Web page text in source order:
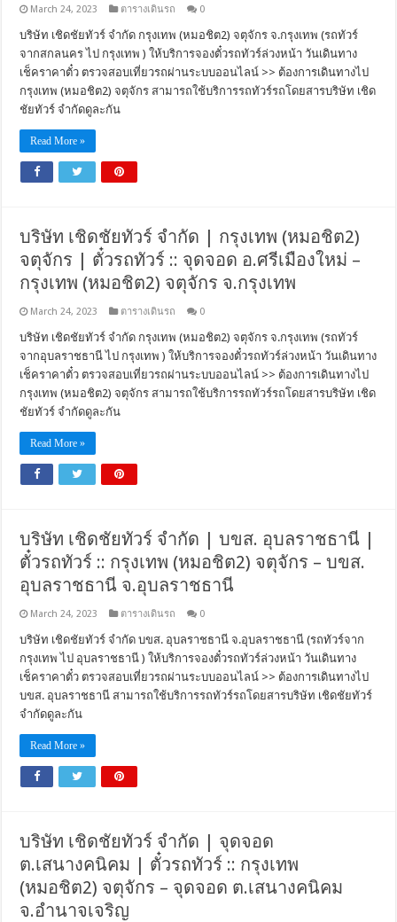
March 24, 2023 ตารางเดินรถ 0
บริษัท เชิดชัยทัวร์ จำกัด กรุงเทพ (หมอชิต2) จตุจักร จ.กรุงเทพ (รถทัวร์
จากสกลนคร ไป กรุงเทพ ) ให้บริการจองตั๋วรถทัวร์ล่วงหน้า วันเดินทาง
เช็คราคาตั๋ว ตรวจสอบเที่ยวรถผ่านระบบออนไลน์ >> ต้องการเดินทางไป
กรุงเทพ (หมอชิต2) จตุจักร สามารถใช้บริการรถทัวร์รถโดยสารบริษัท เชิด
ชัยทัวร์ จำกัดดูละกัน
Read More »
บริษัท เชิดชัยทัวร์ จำกัด | กรุงเทพ (หมอชิต2)
จตุจักร | ตั๋วรถทัวร์ :: จุดจอด อ.ศรีเมืองใหม่ –
กรุงเทพ (หมอชิต2) จตุจักร จ.กรุงเทพ
March 24, 2023 ตารางเดินรถ 0
บริษัท เชิดชัยทัวร์ จำกัด กรุงเทพ (หมอชิต2) จตุจักร จ.กรุงเทพ (รถทัวร์
จากอุบลราชธานี ไป กรุงเทพ ) ให้บริการจองตั๋วรถทัวร์ล่วงหน้า วันเดินทาง
เช็คราคาตั๋ว ตรวจสอบเที่ยวรถผ่านระบบออนไลน์ >> ต้องการเดินทางไป
กรุงเทพ (หมอชิต2) จตุจักร สามารถใช้บริการรถทัวร์รถโดยสารบริษัท เชิด
ชัยทัวร์ จำกัดดูละกัน
Read More »
บริษัท เชิดชัยทัวร์ จำกัด | บขส. อุบลราชธานี |
ตั๋วรถทัวร์ :: กรุงเทพ (หมอชิต2) จตุจักร – บขส.
อุบลราชธานี จ.อุบลราชธานี
March 24, 2023 ตารางเดินรถ 0
บริษัท เชิดชัยทัวร์ จำกัด บขส. อุบลราชธานี จ.อุบลราชธานี (รถทัวร์จาก
กรุงเทพ ไป อุบลราชธานี ) ให้บริการจองตั๋วรถทัวร์ล่วงหน้า วันเดินทาง
เช็คราคาตั๋ว ตรวจสอบเที่ยวรถผ่านระบบออนไลน์ >> ต้องการเดินทางไป
บขส. อุบลราชธานี สามารถใช้บริการรถทัวร์รถโดยสารบริษัท เชิดชัยทัวร์
จำกัดดูละกัน
Read More »
บริษัท เชิดชัยทัวร์ จำกัด | จุดจอด
ต.เสนางคนิคม | ตั๋วรถทัวร์ :: กรุงเทพ
(หมอชิต2) จตุจักร – จุดจอด ต.เสนางคนิคม
จ.อำนาจเจริญ